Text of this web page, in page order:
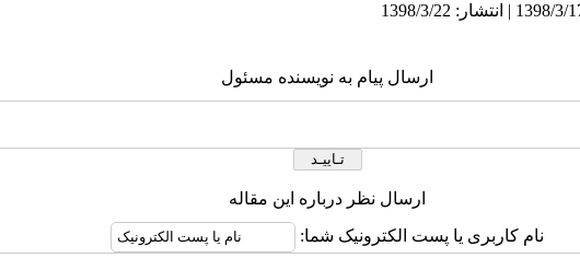
ارسال پیام به نویسنده مسئول
ارسال نظر درباره این مقاله
نام کاربری یا پست الکترونیک شما: